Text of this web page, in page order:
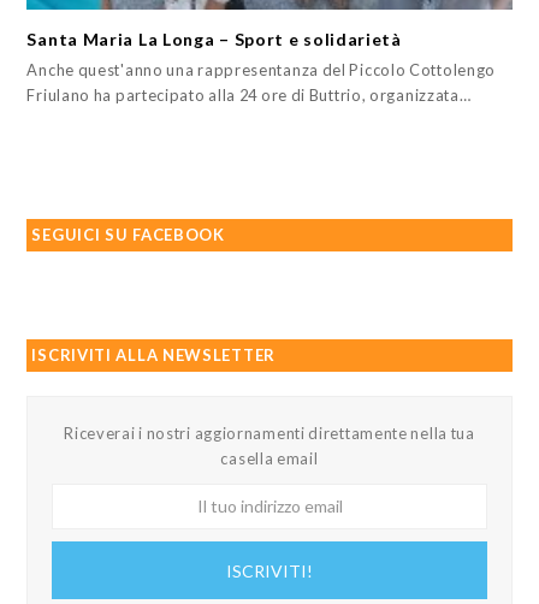
Santa Maria La Longa – Sport e solidarietà
Anche quest'anno una rappresentanza del Piccolo Cottolengo
Friulano ha partecipato alla 24 ore di Buttrio, organizzata…
SEGUICI SU FACEBOOK
ISCRIVITI ALLA NEWSLETTER
Riceverai i nostri aggiornamenti direttamente nella tua
casella email
ISCRIVITI!